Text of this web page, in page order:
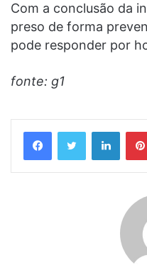
Com a conclusão da
preso de forma
pode responder por
fonte: g1